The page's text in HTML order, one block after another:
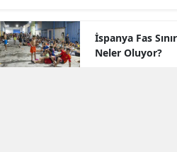
İspanya Fas
Neler Oluyor?